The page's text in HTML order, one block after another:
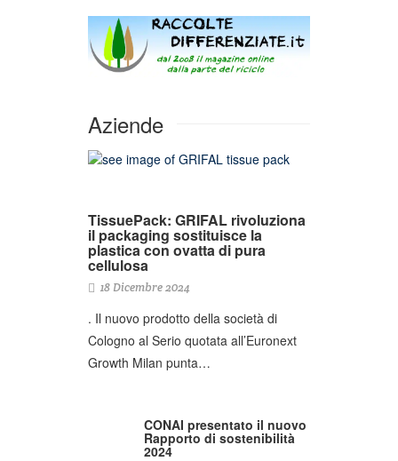
Aziende
TissuePack: GRIFAL rivoluziona
il packaging sostituisce la
plastica con ovatta di pura
cellulosa
18 Dicembre 2024
. Il nuovo prodotto della società di
Cologno al Serio quotata all’Euronext
Growth Milan punta…
CONAI presentato il nuovo
Rapporto di sostenibilità
2024